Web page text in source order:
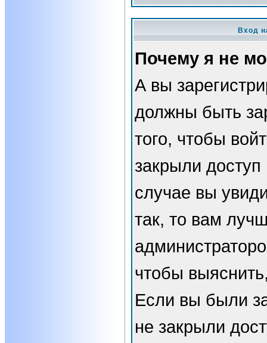
Вход
Почему я не
А вы
должны быть
того, чтобы
закрыли
случае вы
так, то вам
чтобы
Если вы были
не закрыли